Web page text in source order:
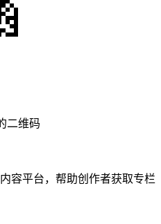
二维码
容平台，帮助创作者获取专栏